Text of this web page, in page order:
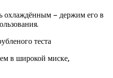
охлаждённым – держим его в
в широкой миске,